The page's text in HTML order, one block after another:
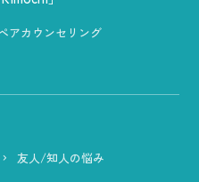
アカウンセリング
友人/知人の悩み